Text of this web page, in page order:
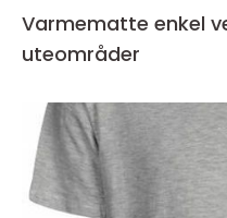
Varmematte enkel vei til isfrie og trygge
uteområder